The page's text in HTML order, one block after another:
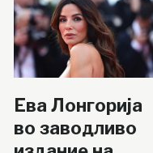
Ева Лонгорија
во заводливо